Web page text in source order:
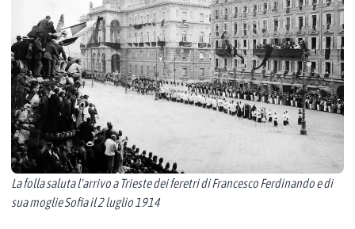
La folla saluta l'arrivo a Trieste dei feretri di Francesco Ferdinando e di
sua moglie Sofia il 2 luglio 1914